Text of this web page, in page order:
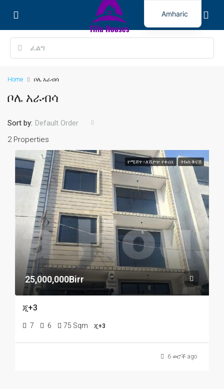
Home ቦሌ አራብሳ
ቦሌ አራብሳ
2 Properties
Sort by: Default Order
የሚሸጥ ፡ ለሽያጭ የቀረበ ትኩስ ቅናሽ
25,000,000Birr
ጂ+3
7 6 75 Sqm ጂ+3
6 ወሮች ago
Amharic